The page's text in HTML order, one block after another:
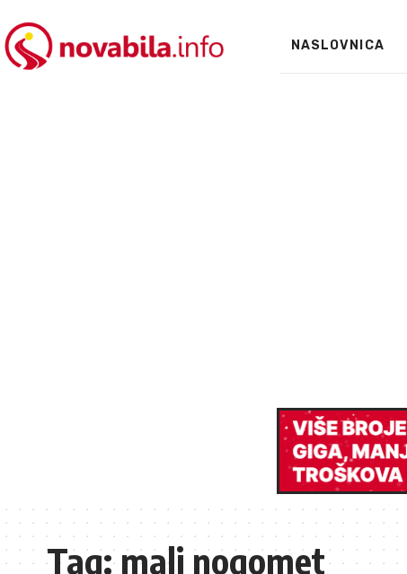
NASLOVNICA
Tag:mali nogomet